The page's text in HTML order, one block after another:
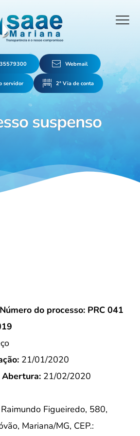
Webmail
servidor 2ª Via de conta
suspenso
do processo: PRC 041
21/01/2020
Abertura: 21/02/2020
Raimundo Figueiredo, 580,
Mariana/MG, CEP.: